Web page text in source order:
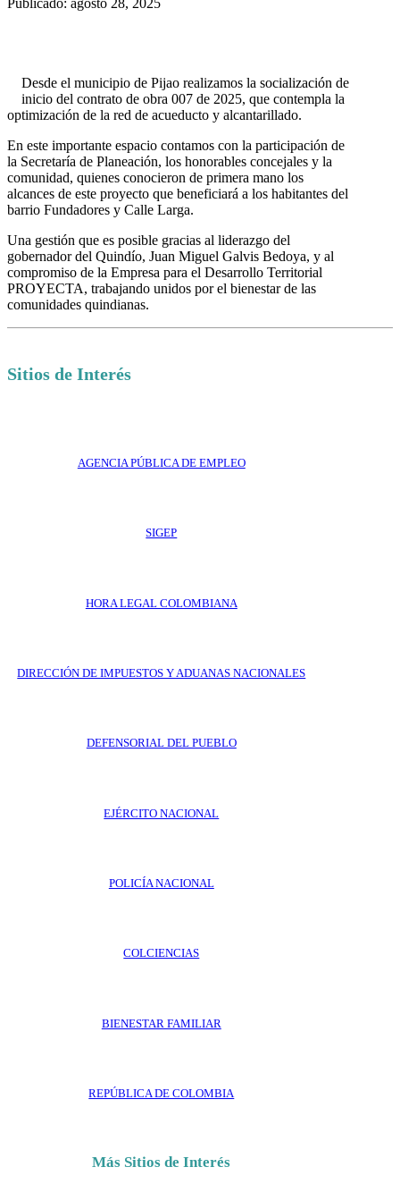
Desde el municipio de Pijao realizamos la socialización de
inicio del contrato de obra 007 de 2025, que contempla la
optimización de la red de acueducto y alcantarillado.
En este importante espacio contamos con la participación de
la Secretaría de Planeación, los honorables concejales y la
comunidad, quienes conocieron de primera mano los
alcances de este proyecto que beneficiará a los habitantes del
barrio Fundadores y Calle Larga.
Una gestión que es posible gracias al liderazgo del
gobernador del Quindío, Juan Miguel Galvis Bedoya, y al
compromiso de la Empresa para el Desarrollo Territorial
PROYECTA, trabajando unidos por el bienestar de las
comunidades quindianas.
Sitios de Interés
AGENCIA PÚBLICA DE EMPLEO
SIGEP
HORA LEGAL COLOMBIANA
DIRECCIÓN DE IMPUESTOS Y ADUANAS NACIONALES
DEFENSORIAL DEL PUEBLO
EJÉRCITO NACIONAL
POLICÍA NACIONAL
COLCIENCIAS
BIENESTAR FAMILIAR
REPÚBLICA DE COLOMBIA
Más Sitios de Interés